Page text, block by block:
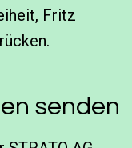
Fritz
senden